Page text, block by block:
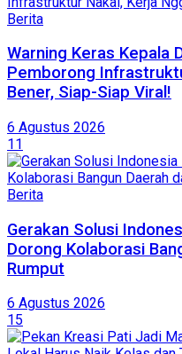
Berita
Warning Keras Kepala
Pemborong
Bener, Siap-Siap Viral!
6 Agustus 2026
11
Berita
Gerakan Solusi
Dorong Kolaborasi
Rumput
6 Agustus 2026
15